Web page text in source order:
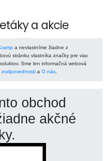
a akcie
a nevlastníme žiadne z
stránku vlastníka značky pre viac
Sme len informačná webová
zodpovednosti a O nás
obchod
akčné